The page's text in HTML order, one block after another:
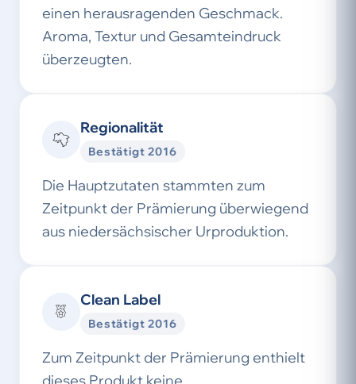
einen herausragenden Geschmack.
Aroma, Textur und Gesamteindruck
überzeugten.
Regionalität
Bestätigt 2016
Die Hauptzutaten stammten zum
Zeitpunkt der Prämierung überwiegend
aus niedersächsischer Urproduktion.
Clean Label
Bestätigt 2016
Zum Zeitpunkt der Prämierung enthielt